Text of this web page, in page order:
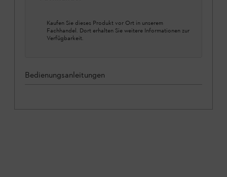
Kaufen Sie dieses Produkt vor Ort in unserem
Fachhandel. Dort erhalten Sie weitere Informationen zur
Verfügbarkeit.
Bedienungsanleitungen